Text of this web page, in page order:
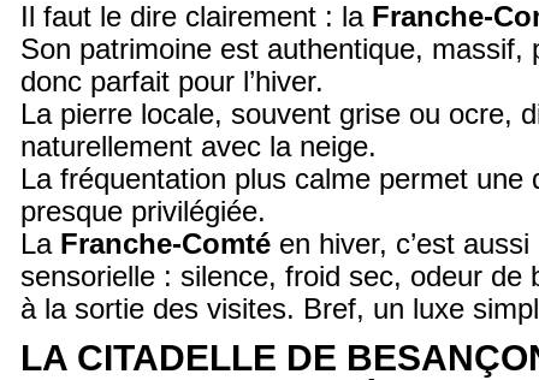
Il faut le dire clairement : la Franche-
Son patrimoine est authentique,
donc parfait pour l’hiver.
La pierre locale, souvent grise ou ocre,
naturellement avec la neige.
La fréquentation plus calme permet une
presque privilégiée.
La Franche-Comté en hiver, c’est
sensorielle : silence, froid sec, odeur de
à la sortie des visites. Bref, un luxe
LA CITADELLE DE